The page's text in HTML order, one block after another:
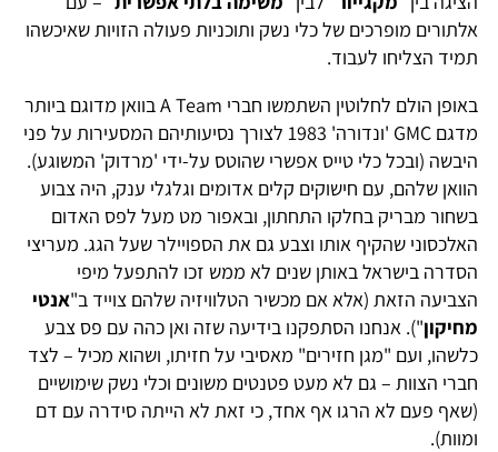
אלתורים מופרכים של כלי נשק ותוכניות פעולה הזויות שאיכשהו
תמיד הצליחו לעבוד.
באופן הולם לחלוטין השתמשו חברי A Team בוואן מדוגם ביותר
מדגם GMC 'ונדורה' 1983 לצורך נסיעותיהם המסעירות על פני
היבשה (ובכל כלי טייס אפשרי שהוטס על-ידי 'מרדוק' המשוגע).
הוואן שלהם, עם חישוקים קלים אדומים וגלגלי ענק, היה צבוע
בשחור מבריק בחלקו התחתון, ובאפור מט מעל לפס האדום
האלכסוני שהקיף אותו וצבע גם את הספויילר שעל הגג. מעריצי
הסדרה בישראל באותן שנים לא ממש זכו להתפעל מיפי
הצביעה הזאת (אלא אם מכשיר הטלוויזיה שלהם צוייד ב"אנטי
מחיקון"). אנחנו הסתפקנו בידיעה שזה ואן כהה עם פס צבע
כלשהו, ועם "מגן חזירים" מאסיבי על חזיתו, ושהוא מכיל – לצד
חברי הצוות – גם לא מעט פטנטים משונים וכלי נשק שימושיים
(שאף פעם לא הרגו אף אחד, כי זאת לא הייתה סידרה עם דם
ומוות).